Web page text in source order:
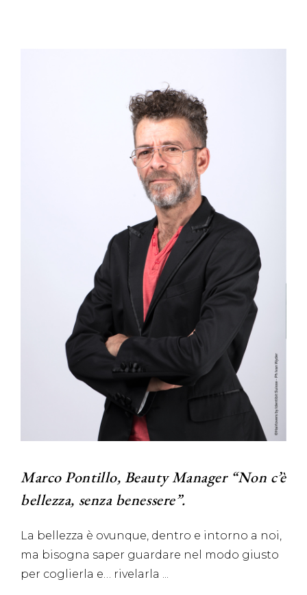
Marco Pontillo, Beauty Manager “Non c’è
bellezza, senza benessere”.
La bellezza è ovunque, dentro e intorno a noi,
ma bisogna saper guardare nel modo giusto
per coglierla e… rivelarla